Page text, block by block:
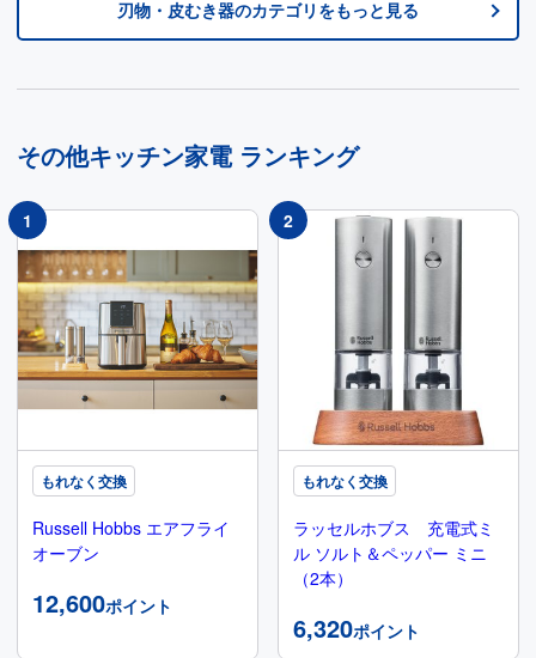
刃物・皮むき器のカテゴリをもっと見る
その他キッチン家電ランキング
もれなく交換
Russell Hobbs エアフライ
オーブン
12,600ポイント
もれなく交換
ラッセルホブス 充電式ミ
ル ソルト＆ペッパー ミニ
（2本）
6,320ポイント